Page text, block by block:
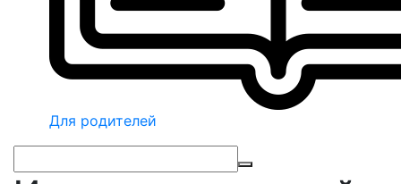
Для родителей